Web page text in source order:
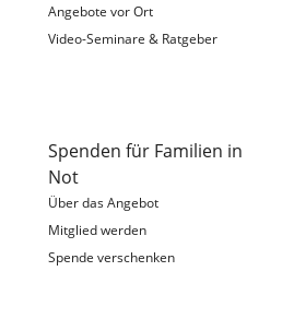
Angebote vor Ort
Video-Seminare & Ratgeber
Spenden für Familien in
Not
Über das Angebot
Mitglied werden
Spende verschenken